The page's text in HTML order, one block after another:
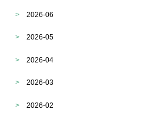
> 2026-06
> 2026-05
> 2026-04
> 2026-03
> 2026-02